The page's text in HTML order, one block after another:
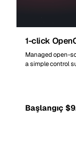
1-click
Managed open-
a simple control
Başlangıç